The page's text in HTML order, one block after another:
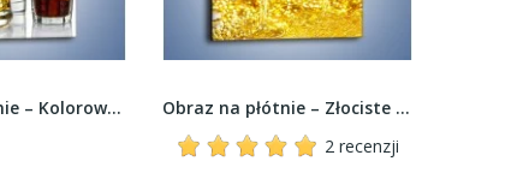
Obraz na płótnie – Kolorowe drinki –...
Obraz na płótnie – Złociste bąbelki szampana –...
2 recenzji